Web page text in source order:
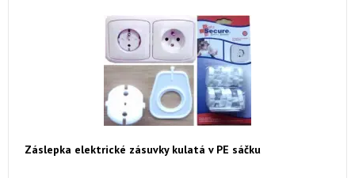
Záslepka elektrické zásuvky kulatá v PE sáčku